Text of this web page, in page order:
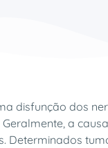
disfunção dos
a
Determinados